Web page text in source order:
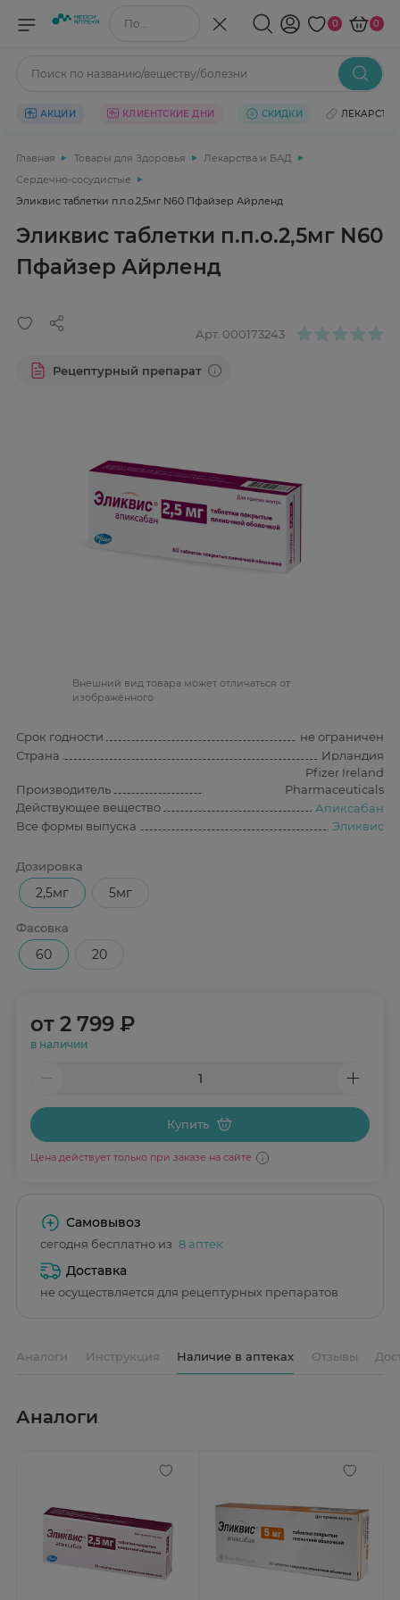
Поиск по названию/веществу 0 0
Поиск по названию/веществу/болезни
АКЦИИ КЛИЕНТСКИЕ ДНИ СКИДКИ ЛЕКАРСТВА
Главная Товары для Здоровья
Лекарства и БАД
Сердечно-сосудистые
Эликвис таблетки п.п.о.2,5мг N60 Пфайзер Айрленд
Эликвис таблетки п.п.о.2,5мг N60
Пфайзер Айрленд
Арт. 000173243
Рецептурный препарат
Bнешний вид товара может отличаться от
изображённого
Срок годности
не ограничен
Страна
Ирландия
Производитель
Pfizer Ireland
Pharmaceuticals
Действующее вещество
Апиксабан
Все формы выпуска
Эликвис
Дозировка
2,5мг 5мг
Фасовка
60 20
от 2 799 ₽
в наличии
Купить
Цена действует только при заказе на сайте
Самовывоз
сегодня бесплатно из 8 аптек
Доставка
не осуществляется для рецептурных препаратов
Аналоги Инструкция Наличие в аптеках Отзывы
Аналоги